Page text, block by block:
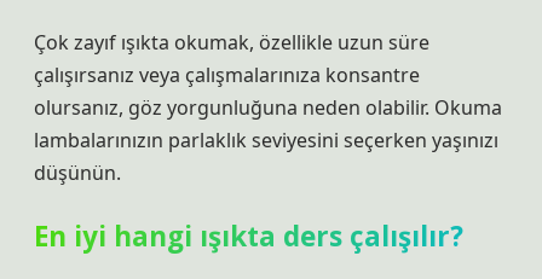
Çok zayıf ışıkta okumak, özellikle uzun süre
çalışırsanız veya çalışmalarınıza konsantre
olursanız, göz yorgunluğuna neden olabilir. Okuma
lambalarınızın parlaklık seviyesini seçerken yaşınızı
düşünün.
En iyi hangi ışıkta ders çalışılır?